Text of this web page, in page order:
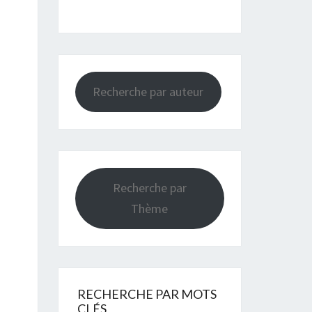
Recherche par auteur
Recherche par
Thème
RECHERCHE PAR MOTS
CLÉS